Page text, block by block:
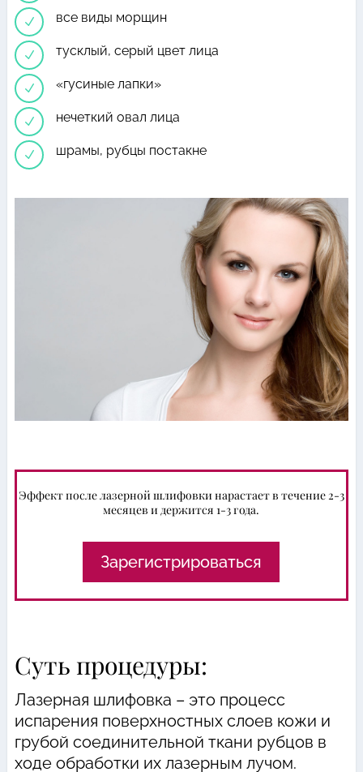
N все виды морщин
N тусклый, серый цвет лица
N «гусиные лапки»
N нечеткий овал лица
N шрамы, рубцы постакне
Эффект после лазерной шлифовки нарастает в течение 2-3
месяцев и держится 1-3 года.
Зарегистрироваться
Суть процедуры:
Лазерная шлифовка – это процесс
испарения поверхностных слоев кожи и
грубой соединительной ткани рубцов в
ходе обработки их лазерным лучом.